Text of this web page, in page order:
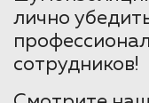
лично
сотрудников!